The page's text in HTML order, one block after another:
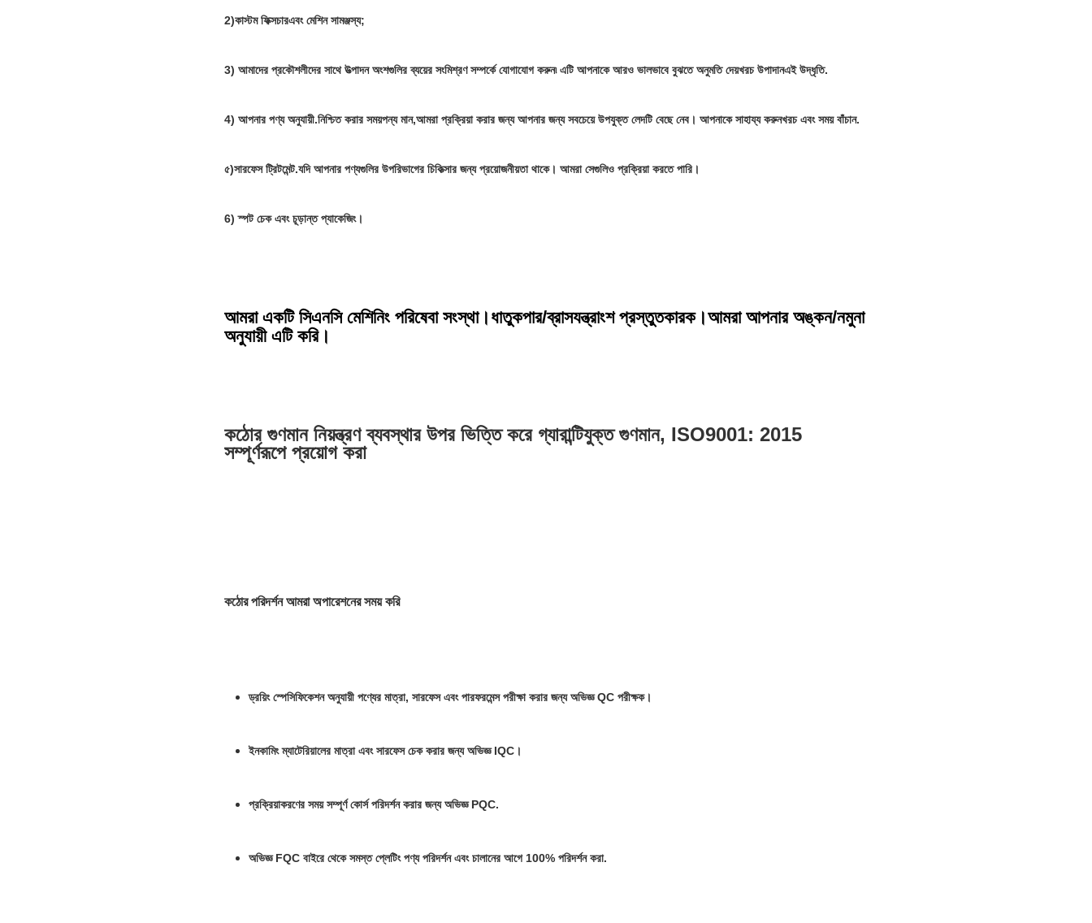
2)কাস্টম ফিক্সচারএবং মেশিন সামঞ্জস্য;
3) আমাদের প্রকৌশলীদের সাথে উত্পাদন অংশগুলির ব্যয়ের সংমিশ্রণ সম্পর্কে যোগাযোগ করুন৷ এটি আপনাকে আরও ভালভাবে বুঝতে অনুমতি দেয়খরচ উপাদানএই উদ্ধৃতি.
4) আপনার পণ্য অনুযায়ী.নিশ্চিত করার সময়পন্য মান,আমরা প্রক্রিয়া করার জন্য আপনার জন্য সবচেয়ে উপযুক্ত লেদটি বেছে নেব। আপনাকে সাহায্য করুনখরচ এবং সময় বাঁচান.
৫)সারফেস ট্রিটমেন্ট.যদি আপনার পণ্যগুলির উপরিভাগের চিকিত্সার জন্য প্রয়োজনীয়তা থাকে। আমরা সেগুলিও প্রক্রিয়া করতে পারি।
6) স্পট চেক এবং চূড়ান্ত প্যাকেজিং।
আমরা একটি সিএনসি মেশিনিং পরিষেবা সংস্থা।ধাতুকপার/ব্রাসযন্ত্রাংশ প্রস্তুতকারক।আমরা আপনার অঙ্কন/নমুনা
অনুযায়ী এটি করি।
কঠোর গুণমান নিয়ন্ত্রণ ব্যবস্থার উপর ভিত্তি করে গ্যারান্টিযুক্ত গুণমান, ISO9001: 2015
সম্পূর্ণরূপে প্রয়োগ করা
কঠোর পরিদর্শন আমরা অপারেশনের সময় করি
ড্রয়িং স্পেসিফিকেশন অনুযায়ী পণ্যের মাত্রা, সারফেস এবং পারফরমেন্স পরীক্ষা করার জন্য অভিজ্ঞ QC পরীক্ষক।
ইনকামিং ম্যাটেরিয়ালের মাত্রা এবং সারফেস চেক করার জন্য অভিজ্ঞ IQC।
প্রক্রিয়াকরণের সময় সম্পূর্ণ কোর্স পরিদর্শন করার জন্য অভিজ্ঞ PQC.
অভিজ্ঞ FQC বাইরে থেকে সমস্ত প্লেটিং পণ্য পরিদর্শন এবং চালানের আগে 100% পরিদর্শন করা.